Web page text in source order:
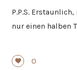
P.P.S.
nur einen halben
0